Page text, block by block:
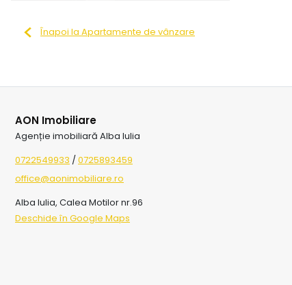
Înapoi la Apartamente de vânzare
AON Imobiliare
Agenție imobiliară Alba Iulia
0722549933 / 0725893459
office@aonimobiliare.ro
Alba Iulia, Calea Motilor nr.96
Deschide în Google Maps